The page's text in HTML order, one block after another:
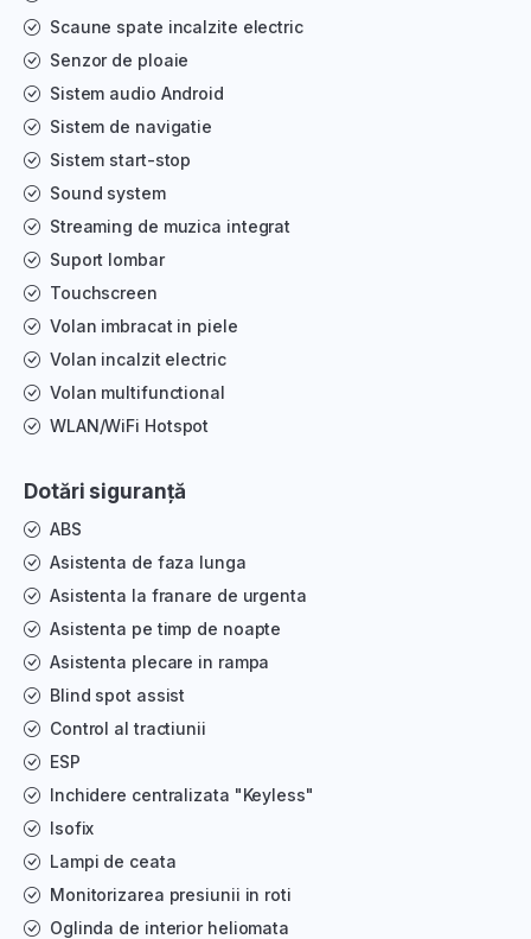
Scaune spate incalzite electric
Senzor de ploaie
Sistem audio Android
Sistem de navigatie
Sistem start-stop
Sound system
Streaming de muzica integrat
Suport lombar
Touchscreen
Volan imbracat in piele
Volan incalzit electric
Volan multifunctional
WLAN/WiFi Hotspot
Dotări siguranță
ABS
Asistenta de faza lunga
Asistenta la franare de urgenta
Asistenta pe timp de noapte
Asistenta plecare in rampa
Blind spot assist
Control al tractiunii
ESP
Inchidere centralizata "Keyless"
Isofix
Lampi de ceata
Monitorizarea presiunii in roti
Oglinda de interior heliomata